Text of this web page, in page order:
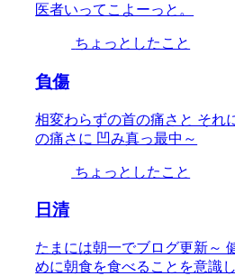
医者いってこよーっと。
ちょっとしたこと
負傷
相変わらずの首の痛さと それ
の痛さに 凹み真っ最中～
ちょっとしたこと
日清
たまには朝一でブログ更新～
めに朝食を食べることを意識